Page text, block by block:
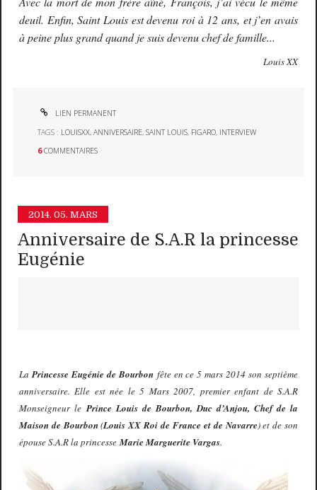
deuil. Enfin, Saint Louis est devenu roi à 12 ans, et j’en avais
à peine plus grand quand je suis devenu chef de famille...
Louis XX
LIEN PERMANENT
TAGS : LOUISXX,ANNIVERSAIRE,SAINT LOUIS, FIGARO, INTERVIEW
6 COMMENTAIRES
2014. 05. MARS
Anniversaire de S.A.R la princesse
Eugénie
La Princesse Eugénie de Bourbonfête en ce 5 mars 2014 son septième
anniversaire. Elle est née le 5 Mars 2007, premier enfant de S.A.R
Monseigneur le Prince Louis de Bourbon, Duc d’Anjou, Chef de la
Maison de Bourbon(Louis XX Roi de France et de Navarre) et de son
épouse S.A.R la princesse Marie Marguerite Vargas.